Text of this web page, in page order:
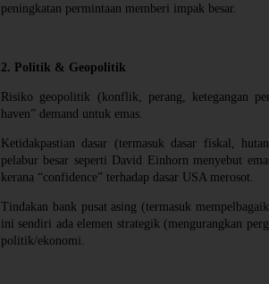
peningkatan permintaan memberi impak besar.
2. Politik & Geopolitik
Risiko geopolitik (konflik, perang, ketegangan
haven” demand untuk emas.
Ketidakpastian dasar (termasuk dasar fiskal,
pelabur besar seperti David Einhorn menyebut
kerana “confidence” terhadap dasar USA merosot.
Tindakan bank pusat asing (termasuk
ini sendiri ada elemen strategik (mengurangkan
politik/ekonomi.